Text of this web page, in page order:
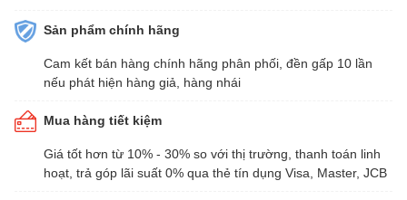
Sản phẩm chính hãng
Cam kết bán hàng chính hãng phân phối, đền gấp 10 lần
nếu phát hiện hàng giả, hàng nhái
Mua hàng tiết kiệm
Giá tốt hơn từ 10% - 30% so với thị trường, thanh toán linh
hoạt, trả góp lãi suất 0% qua thẻ tín dụng Visa, Master, JCB